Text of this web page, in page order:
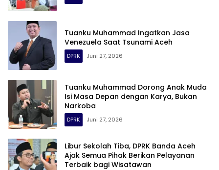
Tuanku Muhammad Ingatkan Jasa
Venezuela Saat Tsunami Aceh
DPRK Juni 27, 2026
Tuanku Muhammad Dorong Anak Muda
Isi Masa Depan dengan Karya, Bukan
Narkoba
DPRK Juni 27, 2026
Libur Sekolah Tiba, DPRK Banda Aceh
Ajak Semua Pihak Berikan Pelayanan
Terbaik bagi Wisatawan